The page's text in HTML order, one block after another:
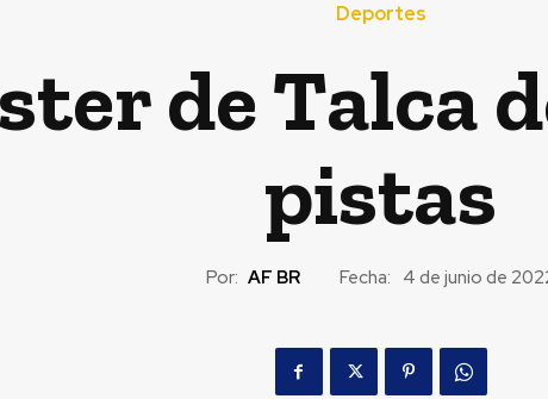
Deportes
de Talca
pistas
Por: AF BR Fecha: 4 de junio de